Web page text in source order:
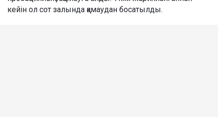
кейін ол сот залында қамаудан босатылды.